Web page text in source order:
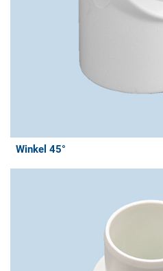
Winkel 45°